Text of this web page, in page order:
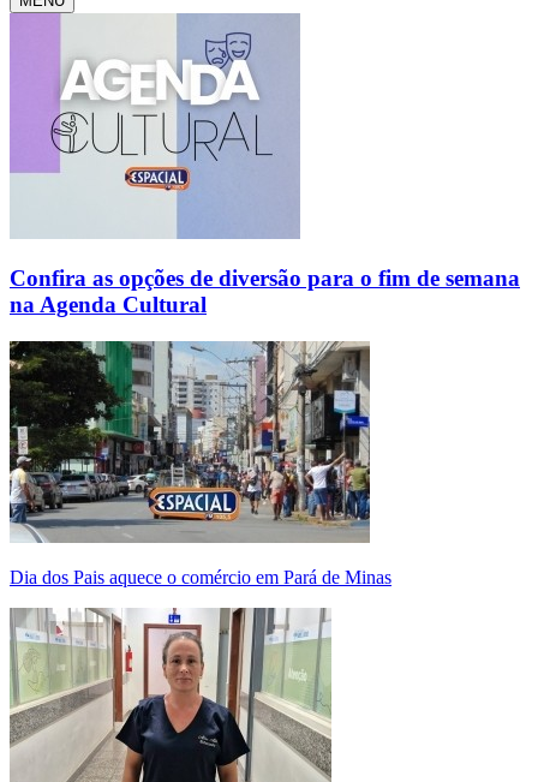
Confira as opções de diversão para o fim de semana
na Agenda Cultural
Dia dos Pais aquece o comércio em Pará de Minas